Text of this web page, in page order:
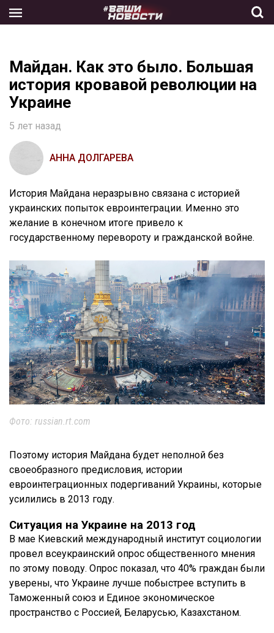
the
Майдан. Как это было. Большая
история кровавой революции на
Украине
5 лет назад
АННА ДОЛГАРЕВА
История Майдана неразрывно связана с историей
украинских попыток евроинтеграции. Именно это
желание в конечном итоге привело к
государственному перевороту и гражданской войне.
Фото: russian.rt.com
Поэтому история Майдана будет неполной без
своеобразного предисловия, истории
евроинтеграционных подергиваний Украины, которые
усилились в 2013 году.
Ситуация на Украине на 2013 год
В мае Киевский международный институт социологии
провел всеукраинский опрос общественного мнения
по этому поводу. Опрос показал, что 40% граждан были
уверены, что Украине лучше побыстрее вступить в
Таможенный союз и Единое экономическое
пространство с Россией, Беларусью, Казахстаном.